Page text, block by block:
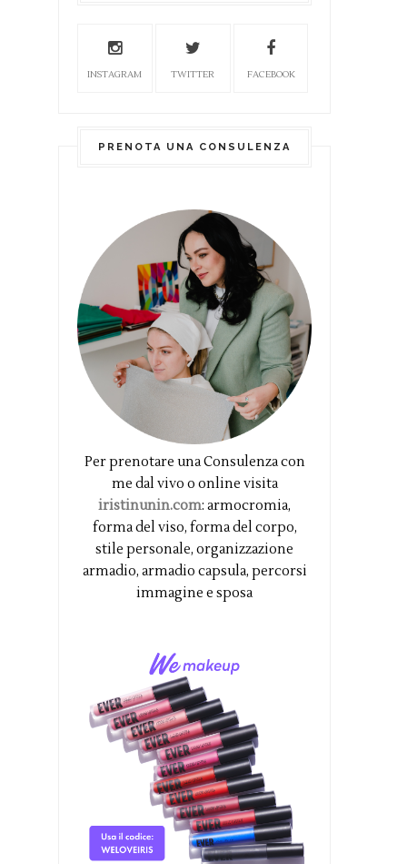
INSTAGRAM TWITTER FACEBOOK
PRENOTA UNA CONSULENZA
Per prenotare una Consulenza con
me dal vivo o online visita
iristinunin.com: armocromia,
forma del viso, forma del corpo,
stile personale, organizzazione
armadio, armadio capsula, percorsi
immagine e sposa